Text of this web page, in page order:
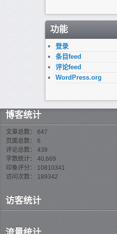
功能
登录
条目feed
评论feed
WordPress.org
博客统计
文章总数： 647
页面总数： 6
评论总数： 439
字数统计： 40,669
印象评分： 10810341
访问次数： 189342
访客统计